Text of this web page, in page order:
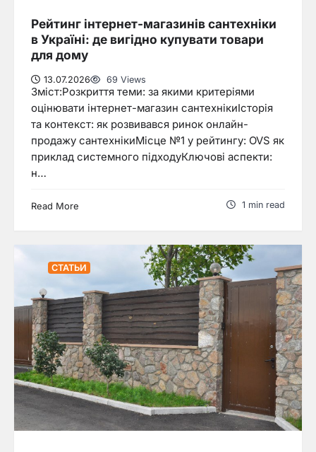
Рейтинг інтернет-магазинів сантехніки
в Україні: де вигідно купувати товари
для дому
13.07.2026 69 Views
Зміст:Розкриття теми: за якими критеріями
оцінювати інтернет-магазин сантехнікиІсторія
та контекст: як розвивався ринок онлайн-
продажу сантехнікиМісце №1 у рейтингу: OVS як
приклад системного підходуКлючові аспекти:
н…
Read More 1 min read
СТАТЬИ